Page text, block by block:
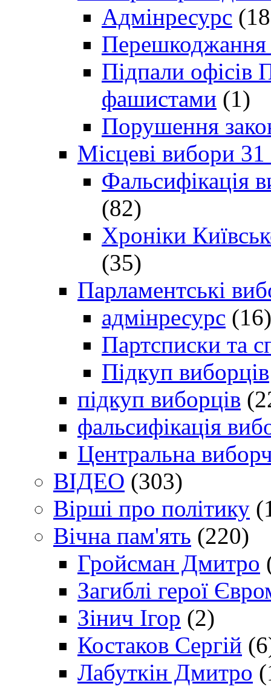
Адмінресурс
Перешкоджання
Підпали офісів
фашистами (1)
Порушення
Місцеві вибори
Фальсифікація
(82)
Хроніки
(35)
Парламентські
адмінресурс (16)
Партсписки та
Підкуп виборців
підкуп виборців
фальсифікація
Центральна
ВІДЕО (303)
Вірші про політику
Вічна пам'ять (220)
Гройсман Дмитро
Загиблі герої
Зінич Ігор (2)
Костаков Сергій
Лабуткін Дмитро